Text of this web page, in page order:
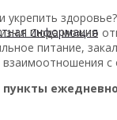
информация
укрепить
Сюда можно
питание,